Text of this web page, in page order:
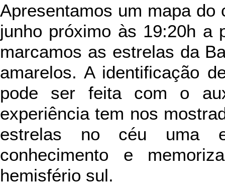
Apresentamos um mapa
junho próximo às 19:20h a
marcamos as estrelas da
amarelos. A identificação
pode ser feita com o
experiência tem nos
estrelas no céu uma
conhecimento e
hemisfério sul.